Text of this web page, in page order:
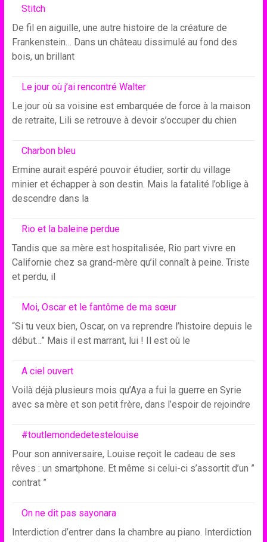
Stitch
De fil en aiguille, une autre histoire de la créature de
Frankenstein… Dans un château dissimulé au fond des
bois, un brillant
Le jour où j’ai rencontré Walter
Le jour où sa voisine est embarquée de force à la maison
de retraite, Lili se retrouve à devoir s’occuper du chien
Charbon bleu
Ermine aurait espéré pouvoir étudier, sortir du village
minier et échapper à son destin. Mais la fatalité l’oblige à
descendre dans la
Rio et la baleine perdue
Tandis que sa mère est hospitalisée, Rio part vivre en
Californie chez sa grand-mère qu’il connaît à peine. Triste
et perdu, il
Moi, Oscar et le fantôme de ma sœur
“Si tu veux bien, Oscar, on va reprendre l’histoire depuis le
début…” Mais il est marrant, lui ! Il est où le
A ciel ouvert
Voilà déjà plusieurs mois qu’Aya a fui la guerre en Syrie
avec sa mère et son petit frère, dans l’espoir de rejoindre
#toutlemondedetestelouise
Pour son anniversaire, Louise reçoit le cadeau de ses
rêves : un smartphone. Et même si celui-ci s’assortit d’un ”
contrat ”
On ne dit pas sayonara
Interdiction d’entrer dans la chambre au piano. Interdiction